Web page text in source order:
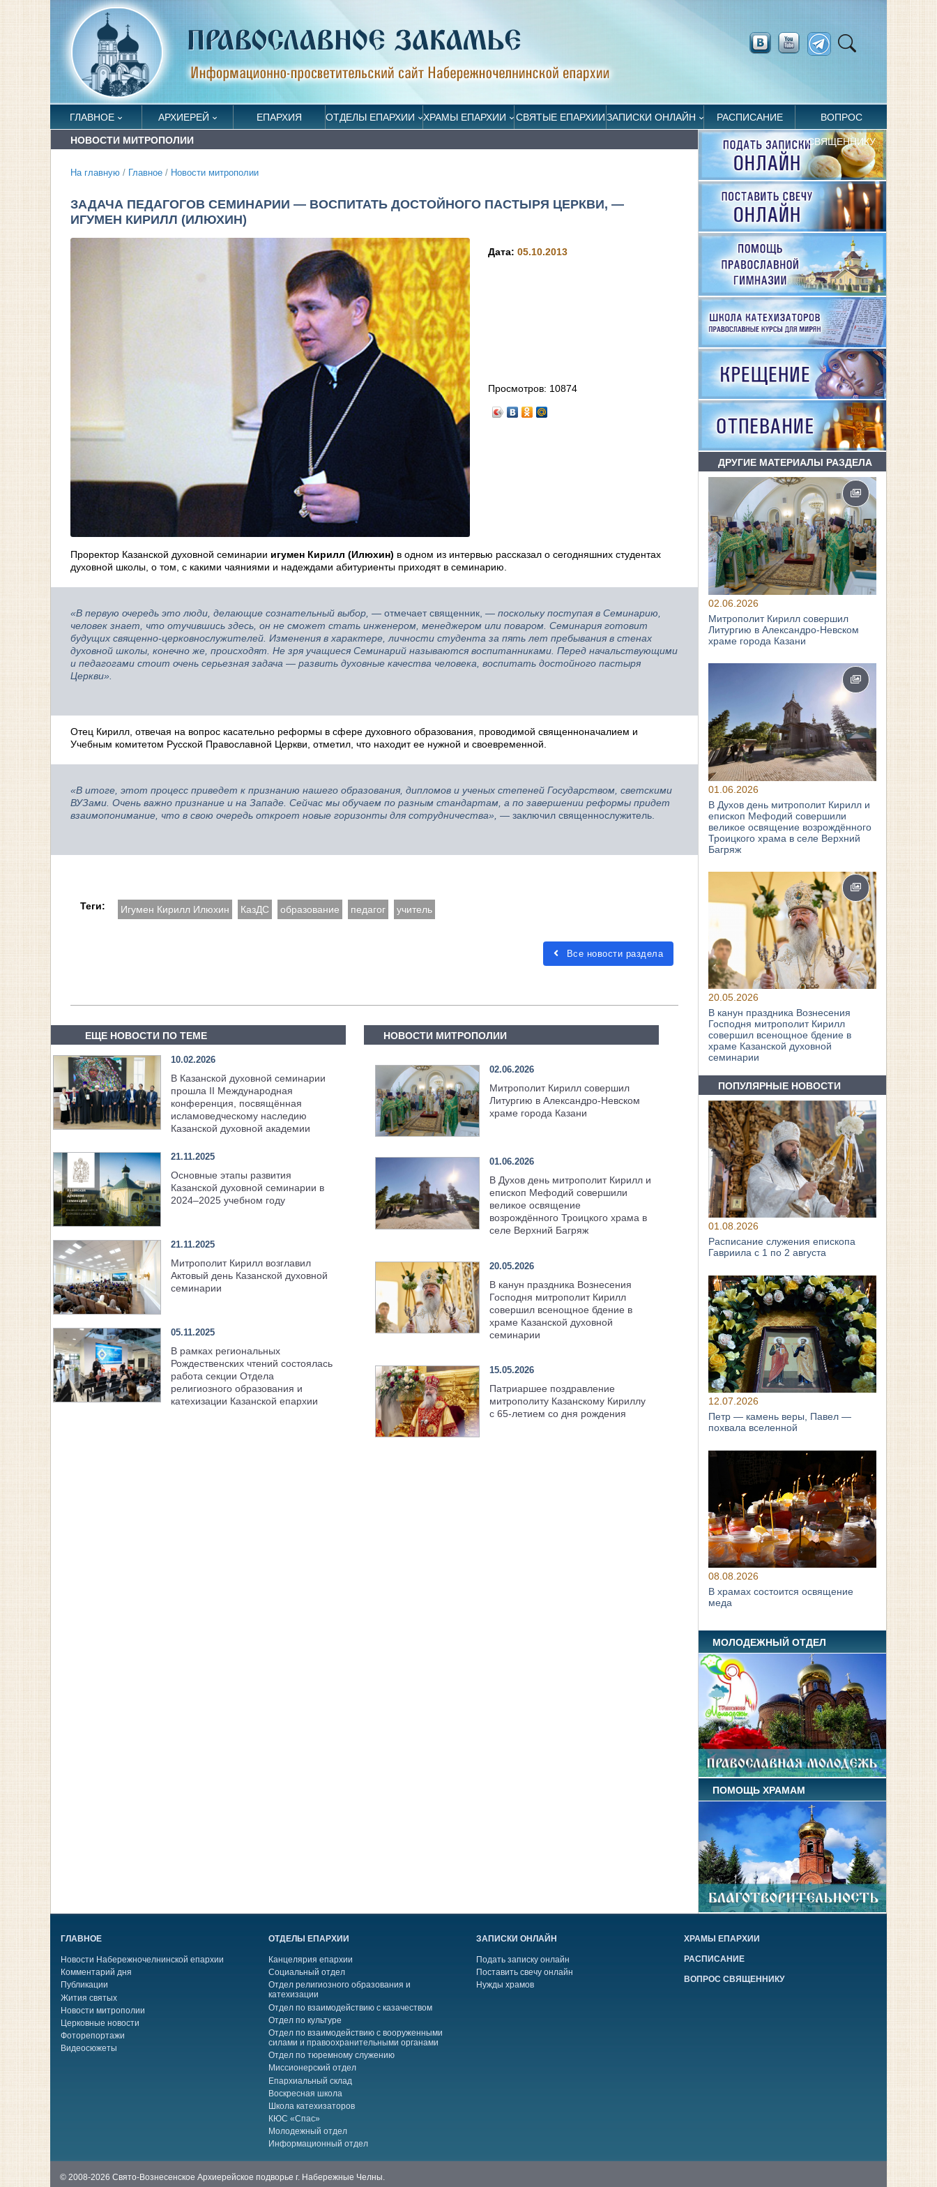
ГЛАВНОЕ АРХИЕРЕЙ ЕПАРХИЯ ОТДЕЛЫ ЕПАРХИИ ХРАМЫ ЕПАРХИИ СВЯТЫЕ ЕПАРХИИЗАПИСКИ ОНЛАЙН РАСПИСАНИЕ ВОПРОС
СВЯЩЕННИКУ
НОВОСТИ МИТРОПОЛИИ
На главную / Главное / Новости митрополии
ЗАДАЧА ПЕДАГОГОВ СЕМИНАРИИ — ВОСПИТАТЬ ДОСТОЙНОГО ПАСТЫРЯ ЦЕРКВИ, —
ИГУМЕН КИРИЛЛ (ИЛЮХИН)
Дата:05.10.2013
Просмотров: 10874
Проректор Казанской духовной семинарии игумен Кирилл (Илюхин) в одном из интервью рассказал о сегодняшних студентах
духовной школы, о том, с какими чаяниями и надеждами абитуриенты приходят в семинарию.
«В первую очередь это люди, делающие сознательный выбор, — отмечает священник, — поскольку поступая в Семинарию,
человек знает, что отучившись здесь, он не сможет стать инженером, менеджером или поваром. Семинария готовит
будущих священно-церковнослужителей. Изменения в характере, личности студента за пять лет пребывания в стенах
духовной школы, конечно же, происходят. Не зря учащиеся Семинарий называются воспитанниками. Перед начальствующими
и педагогами стоит очень серьезная задача — развить духовные качества человека, воспитать достойного пастыря
Церкви».
Отец Кирилл, отвечая на вопрос касательно реформы в сфере духовного образования, проводимой священноначалием и
Учебным комитетом Русской Православной Церкви, отметил, что находит ее нужной и своевременной.
«В итоге, этот процесс приведет к признанию нашего образования, дипломов и ученых степеней Государством, светскими
ВУЗами. Очень важно признание и на Западе. Сейчас мы обучаем по разным стандартам, а по завершении реформы придет
взаимопонимание, что в свою очередь откроет новые горизонты для сотрудничества», — заключил священнослужитель.
Теги: Игумен Кирилл Илюхин КазДС образование педагог учитель
Все новости раздела
ЕЩЕ НОВОСТИ ПО ТЕМЕ
10.02.2026
В Казанской духовной семинарии
прошла II Международная
конференция, посвящённая
исламоведческому наследию
Казанской духовной академии
21.11.2025
Основные этапы развития
Казанской духовной семинарии в
2024–2025 учебном году
21.11.2025
Митрополит Кирилл возглавил
Актовый день Казанской духовной
семинарии
05.11.2025
В рамках региональных
Рождественских чтений состоялась
работа секции Отдела
религиозного образования и
катехизации Казанской епархии
НОВОСТИ МИТРОПОЛИИ
02.06.2026
Митрополит Кирилл совершил
Литургию в Александро-Невском
храме города Казани
01.06.2026
В Духов день митрополит Кирилл и
епископ Мефодий совершили
великое освящение
возрождённого Троицкого храма в
селе Верхний Багряж
20.05.2026
В канун праздника Вознесения
Господня митрополит Кирилл
совершил всенощное бдение в
храме Казанской духовной
семинарии
15.05.2026
Патриаршее поздравление
митрополиту Казанскому Кириллу
с 65-летием со дня рождения
ДРУГИЕ МАТЕРИАЛЫ РАЗДЕЛА
02.06.2026
Митрополит Кирилл совершил
Литургию в Александро-Невском
храме города Казани
01.06.2026
В Духов день митрополит Кирилл и
епископ Мефодий совершили
великое освящение возрождённого
Троицкого храма в селе Верхний
Багряж
20.05.2026
В канун праздника Вознесения
Господня митрополит Кирилл
совершил всенощное бдение в
храме Казанской духовной
семинарии
ПОПУЛЯРНЫЕ НОВОСТИ
01.08.2026
Расписание служения епископа
Гавриила с 1 по 2 августа
12.07.2026
Петр — камень веры, Павел —
похвала вселенной
08.08.2026
В храмах состоится освящение
меда
МОЛОДЕЖНЫЙ ОТДЕЛ
ПОМОЩЬ ХРАМАМ
ГЛАВНОЕ
Новости Набережночелнинской епархии
Комментарий дня
Публикации
Жития святых
Новости митрополии
Церковные новости
Фоторепортажи
Видеосюжеты
ОТДЕЛЫ ЕПАРХИИ
Канцелярия епархии
Социальный отдел
Отдел религиозного образования и
катехизации
Отдел по взаимодействию с казачеством
Отдел по культуре
Отдел по взаимодействию с вооруженными
силами и правоохранительными органами
Отдел по тюремному служению
Миссионерский отдел
Епархиальный склад
Воскресная школа
Школа катехизаторов
КЮС «Спас»
Молодежный отдел
Информационный отдел
ЗАПИСКИ ОНЛАЙН
Подать записку онлайн
Поставить свечу онлайн
Нужды храмов
ХРАМЫ ЕПАРХИИ
РАСПИСАНИЕ
ВОПРОС СВЯЩЕННИКУ
© 2008-2026 Свято-Вознесенское Архиерейское подворье г. Набережные Челны.